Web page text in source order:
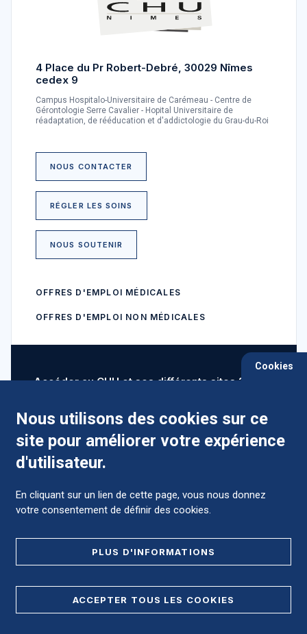
4 Place du Pr Robert-Debré, 30029 Nîmes
cedex 9
Campus Hospitalo-Universitaire de Carémeau - Centre de
Gérontologie Serre Cavalier - Hopital Universitaire de
réadaptation, de rééducation et d'addictologie du Grau-du-Roi
NOUS CONTACTER
RÉGLER LES SOINS
NOUS SOUTENIR
OFFRES D'EMPLOI MÉDICALES
OFFRES D'EMPLOI NON MÉDICALES
Accéder au CHU et ses différents sites ?
Comment préparer mon hospitalisation ?
Cookies
Nous utilisons des cookies sur ce
site pour améliorer votre expérience
d'utilisateur.
En cliquant sur un lien de cette page, vous nous donnez
votre consentement de définir des cookies.
PLUS D'INFORMATIONS
ACCEPTER TOUS LES COOKIES